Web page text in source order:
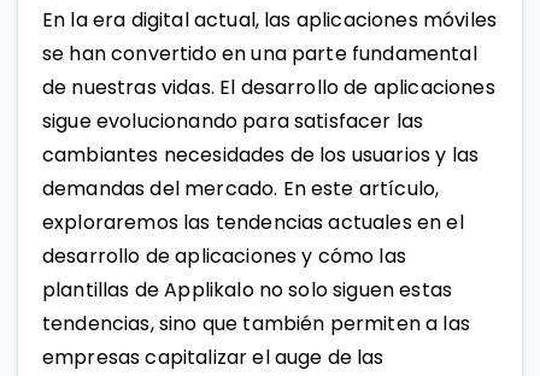
En la era digital actual, las aplicaciones móviles
se han convertido en una parte fundamental
de nuestras vidas. El desarrollo de aplicaciones
sigue evolucionando para satisfacer las
cambiantes necesidades de los usuarios y las
demandas del mercado. En este artículo,
exploraremos las tendencias actuales en el
desarrollo de aplicaciones y cómo las
plantillas de Applikalo no solo siguen estas
tendencias, sino que también permiten a las
empresas capitalizar el auge de las